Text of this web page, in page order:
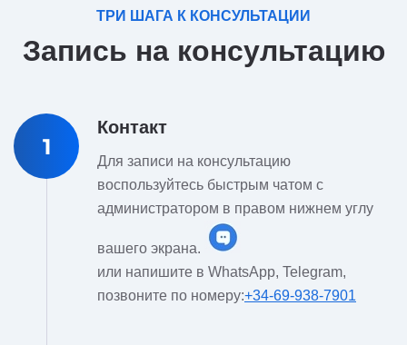
ТРИ ШАГА К КОНСУЛЬТАЦИИ
Запись на консультацию
1
Контакт
Для записи на консультацию
воспользуйтесь быстрым чатом с
администратором в правом нижнем углу
вашего экрана.
или напишите в WhatsApp, Telegram,
позвоните по номеру:+34-69-938-7901